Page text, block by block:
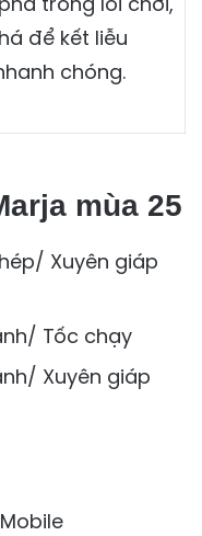
để kết liễu
chóng.
mùa 25
Xuyên giáp
Tốc chạy
Xuyên giáp